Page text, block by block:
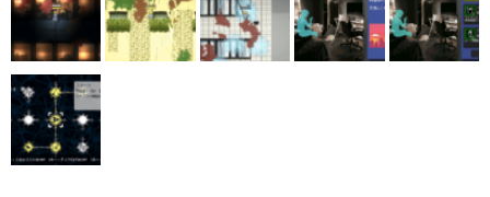
電ファミニコゲーマーとは？
運営：株式会社マレ